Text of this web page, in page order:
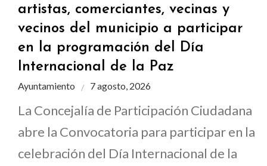
artistas, comerciantes, vecinas y
vecinos del municipio a participar
en la programación del Día
Internacional de la Paz
Ayuntamiento 7 agosto, 2026
La Concejalía de Participación Ciudadana
abre la Convocatoria para participar en la
celebración del Día Internacional de la